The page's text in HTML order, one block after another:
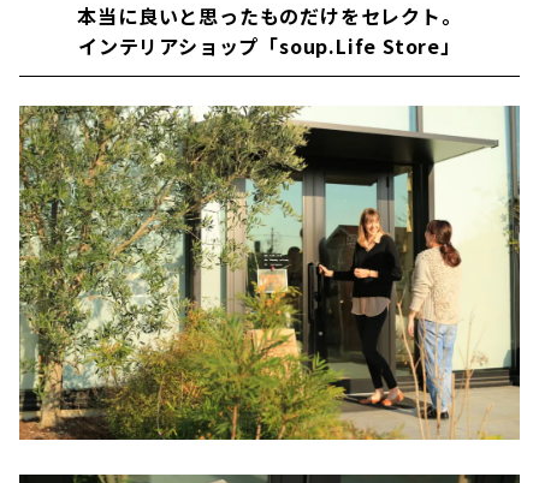
本当に良いと思ったものだけをセレクト。
インテリアショップ「soup.Life Store」